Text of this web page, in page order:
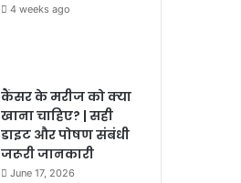
4 weeks ago
कैंसर के मरीज को क्या
खाना चाहिए? | सही
डाइट और पोषण संबंधी
जरूरी जानकारी
June 17, 2026